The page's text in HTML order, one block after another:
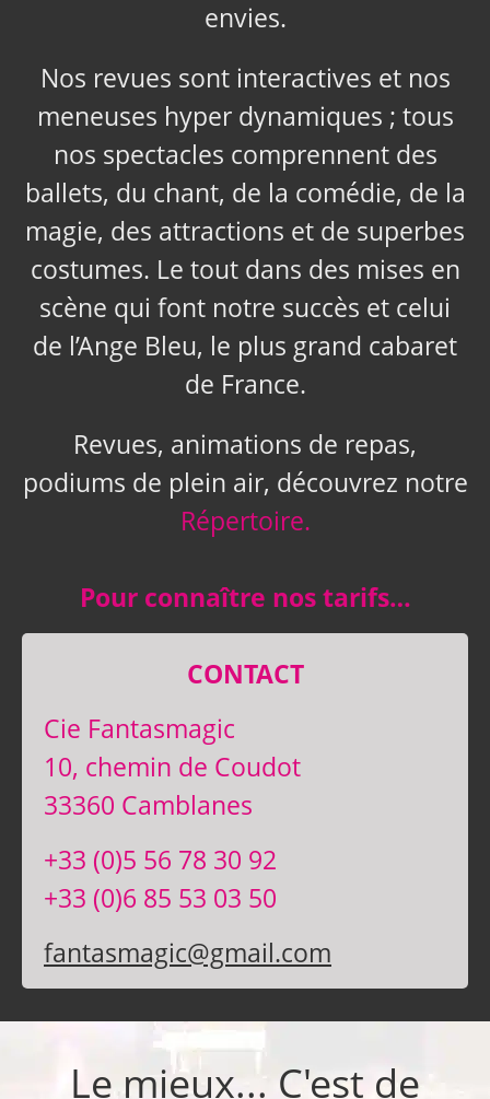
envies.
Nos revues sont interactives et nos
meneuses hyper dynamiques ; tous
nos spectacles comprennent des
ballets, du chant, de la comédie, de la
magie, des attractions et de superbes
costumes. Le tout dans des mises en
scène qui font notre succès et celui
de l’Ange Bleu, le plus grand cabaret
de France.
Revues, animations de repas,
podiums de plein air, découvrez notre
Répertoire.
Pour connaître nos tarifs…
CONTACT
Cie Fantasmagic
10, chemin de Coudot
33360 Camblanes
+33 (0)5 56 78 30 92
+33 (0)6 85 53 03 50
fantasmagic@gmail.com
Le mieux... C'est de